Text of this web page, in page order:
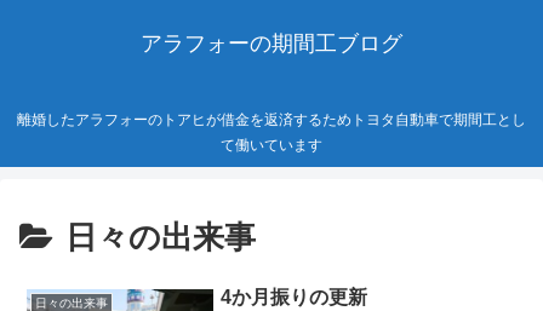
アラフォーの期間工ブログ
離婚したアラフォーのトアヒが借金を返済するためトヨタ自動車で期間工とし
て働いています
日々の出来事
日々の出来事 4か月振りの更新